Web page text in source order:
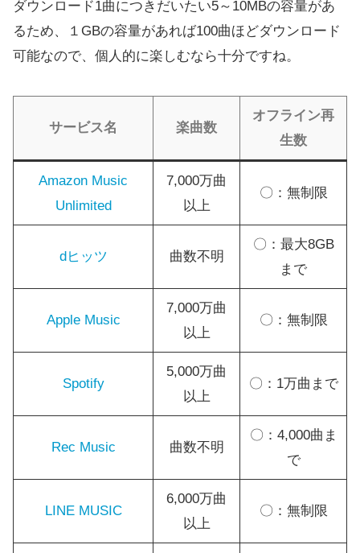
ダウンロード1曲につきだいたい5～10MBの容量があ
るため、１GBの容量があれば100曲ほどダウンロード
可能なので、個人的に楽しむなら十分ですね。
サービス名 楽曲数
オフライン再
生数
Amazon Music
Unlimited
7,000万曲
以上
〇：無制限
dヒッツ 曲数不明
〇：最大8GB
まで
Apple Music
7,000万曲
以上
〇：無制限
Spotify
5,000万曲
以上
〇：1万曲まで
Rec Music 曲数不明
〇：4,000曲ま
で
LINE MUSIC
6,000万曲
以上
〇：無制限